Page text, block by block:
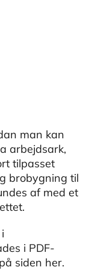
man kan
arbejdsark,
tilpasset
brobygning til
af med et
i PDF-
siden her.